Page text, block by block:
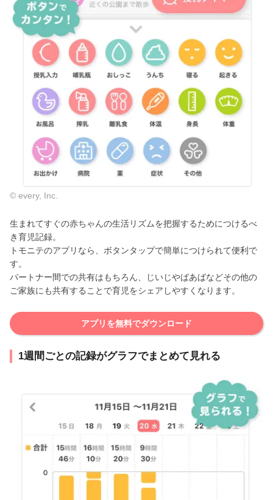
© every, Inc.
生まれてすぐの赤ちゃんの生活リズムを把握するためにつけるべ
き育児記録。
トモニテのアプリなら、ボタンタップで簡単につけられて便利で
す。
パートナー間での共有はもちろん、じいじやばあばなどその他の
ご家族にも共有することで育児をシェアしやすくなります。
アプリを無料でダウンロード
1週間ごとの記録がグラフでまとめて見れる